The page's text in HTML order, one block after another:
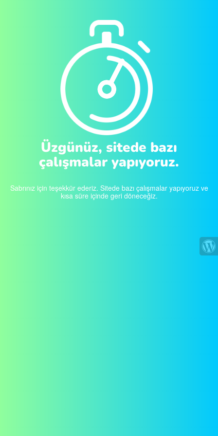
Üzgünüz, sitede bazı
çalışmalar yapıyoruz.
Sabrınız için teşekkür ederiz. Sitede bazı çalışmalar yapıyoruz ve
kısa süre içinde geri döneceğiz.